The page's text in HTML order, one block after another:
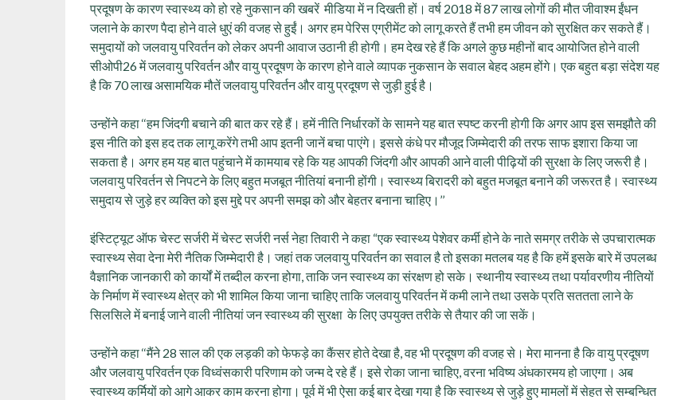
प्रदूषण के कारण स्‍वास्‍थ्‍य को हो रहे नुकसान की खबरें मीडिया में न दिखती हों। वर्ष 2018 में 87 लाख लोगों की मौत जीवाश्म ईंधन
जलाने के कारण पैदा होने वाले धुएं की वजह से हुईं। अगर हम पेरिस एग्रीमेंट को लागू करते हैं तभी हम जीवन को सुरक्षित कर सकते हैं।
समुदायों को जलवायु परिवर्तन को लेकर अपनी आवाज उठानी ही होगी। हम देख रहे हैं कि अगले कुछ महीनों बाद आयोजित होने वाली
सीओपी26 में जलवायु परिवर्तन और वायु प्रदूषण के कारण होने वाले व्‍यापक नुकसान के सवाल बेहद अहम होंगे। एक बहुत बड़ा संदेश यह
है कि 70 लाख असामयिक मौतें जलवायु परिवर्तन और वायु प्रदूषण से जुड़ी हुई है।
उन्‍होंने कहा ‘‘हम जिंदगी बचाने की बात कर रहे हैं। हमें नीति निर्धारकों के सामने यह बात स्पष्ट करनी होगी कि अगर आप इस समझौते की
इस नीति को इस हद तक लागू करेंगे तभी आप इतनी जानें बचा पाएंगे। इससे कंधे पर मौजूद जिम्मेदारी की तरफ साफ इशारा किया जा
सकता है। अगर हम यह बात पहुंचाने में कामयाब रहे कि यह आपकी जिंदगी और आपकी आने वाली पीढ़ियों की सुरक्षा के लिए जरूरी है।
जलवायु परिवर्तन से निपटने के लिए बहुत मजबूत नीतियां बनानी होंगी। स्वास्थ्य बिरादरी को बहुत मजबूत बनाने की जरूरत है। स्वास्थ्य
समुदाय से जुड़े हर व्यक्ति को इस मुद्दे पर अपनी समझ को और बेहतर बनाना चाहिए।’’
इंस्टिट्यूट ऑफ चेस्ट सर्जरी में चेस्ट सर्जरी नर्स नेहा तिवारी ने कहा “एक स्वास्थ्य पेशेवर कर्मी होने के नाते समग्र तरीके से उपचारात्मक
स्वास्थ्य सेवा देना मेरी नैतिक जिम्मेदारी है। जहां तक जलवायु परिवर्तन का सवाल है तो इसका मतलब यह है कि हमें इसके बारे में उपलब्ध
वैज्ञानिक जानकारी को कार्यों में तब्दील करना होगा, ताकि जन स्वास्थ्य का संरक्षण हो सके। स्थानीय स्वास्थ्य तथा पर्यावरणीय नीतियों
के निर्माण में स्वास्थ्य क्षेत्र को भी शामिल किया जाना चाहिए ताकि जलवायु परिवर्तन में कमी लाने तथा उसके प्रति सततता लाने के
सिलसिले में बनाई जाने वाली नीतियां जन स्वास्थ्य की सुरक्षा के लिए उपयुक्त तरीके से तैयार की जा सकें।
उन्‍होंने कहा ‘‘मैंने 28 साल की एक लड़की को फेफड़े का कैंसर होते देखा है, वह भी प्रदूषण की वजह से। मेरा मानना है कि वायु प्रदूषण
और जलवायु परिवर्तन एक विध्‍वंसकारी परिणाम को जन्म दे रहे हैं। इसे रोका जाना चाहिए, वरना भविष्य अंधकारमय हो जाएगा। अब
स्वास्थ्य कर्मियों को आगे आकर काम करना होगा। पूर्व में भी ऐसा कई बार देखा गया है कि स्वास्थ्य से जुड़े हुए मामलों में सेहत से सम्‍बन्धित